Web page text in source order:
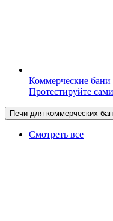
Коммерческие
Протестируйте сами
Печи для коммерческих
Смотреть все